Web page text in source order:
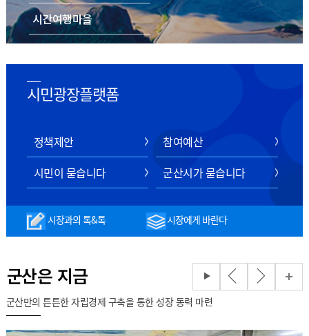
시간여행마을
스마트 관광 전자지도
시민광장플랫폼
정책제안
참여예산
시민이 묻습니다
군산시가 묻습니다
시장과의 톡&톡 시장에게 바란다
군산은 지금
군산만의 튼튼한 자립경제 구축을 통한 성장 동력 마련